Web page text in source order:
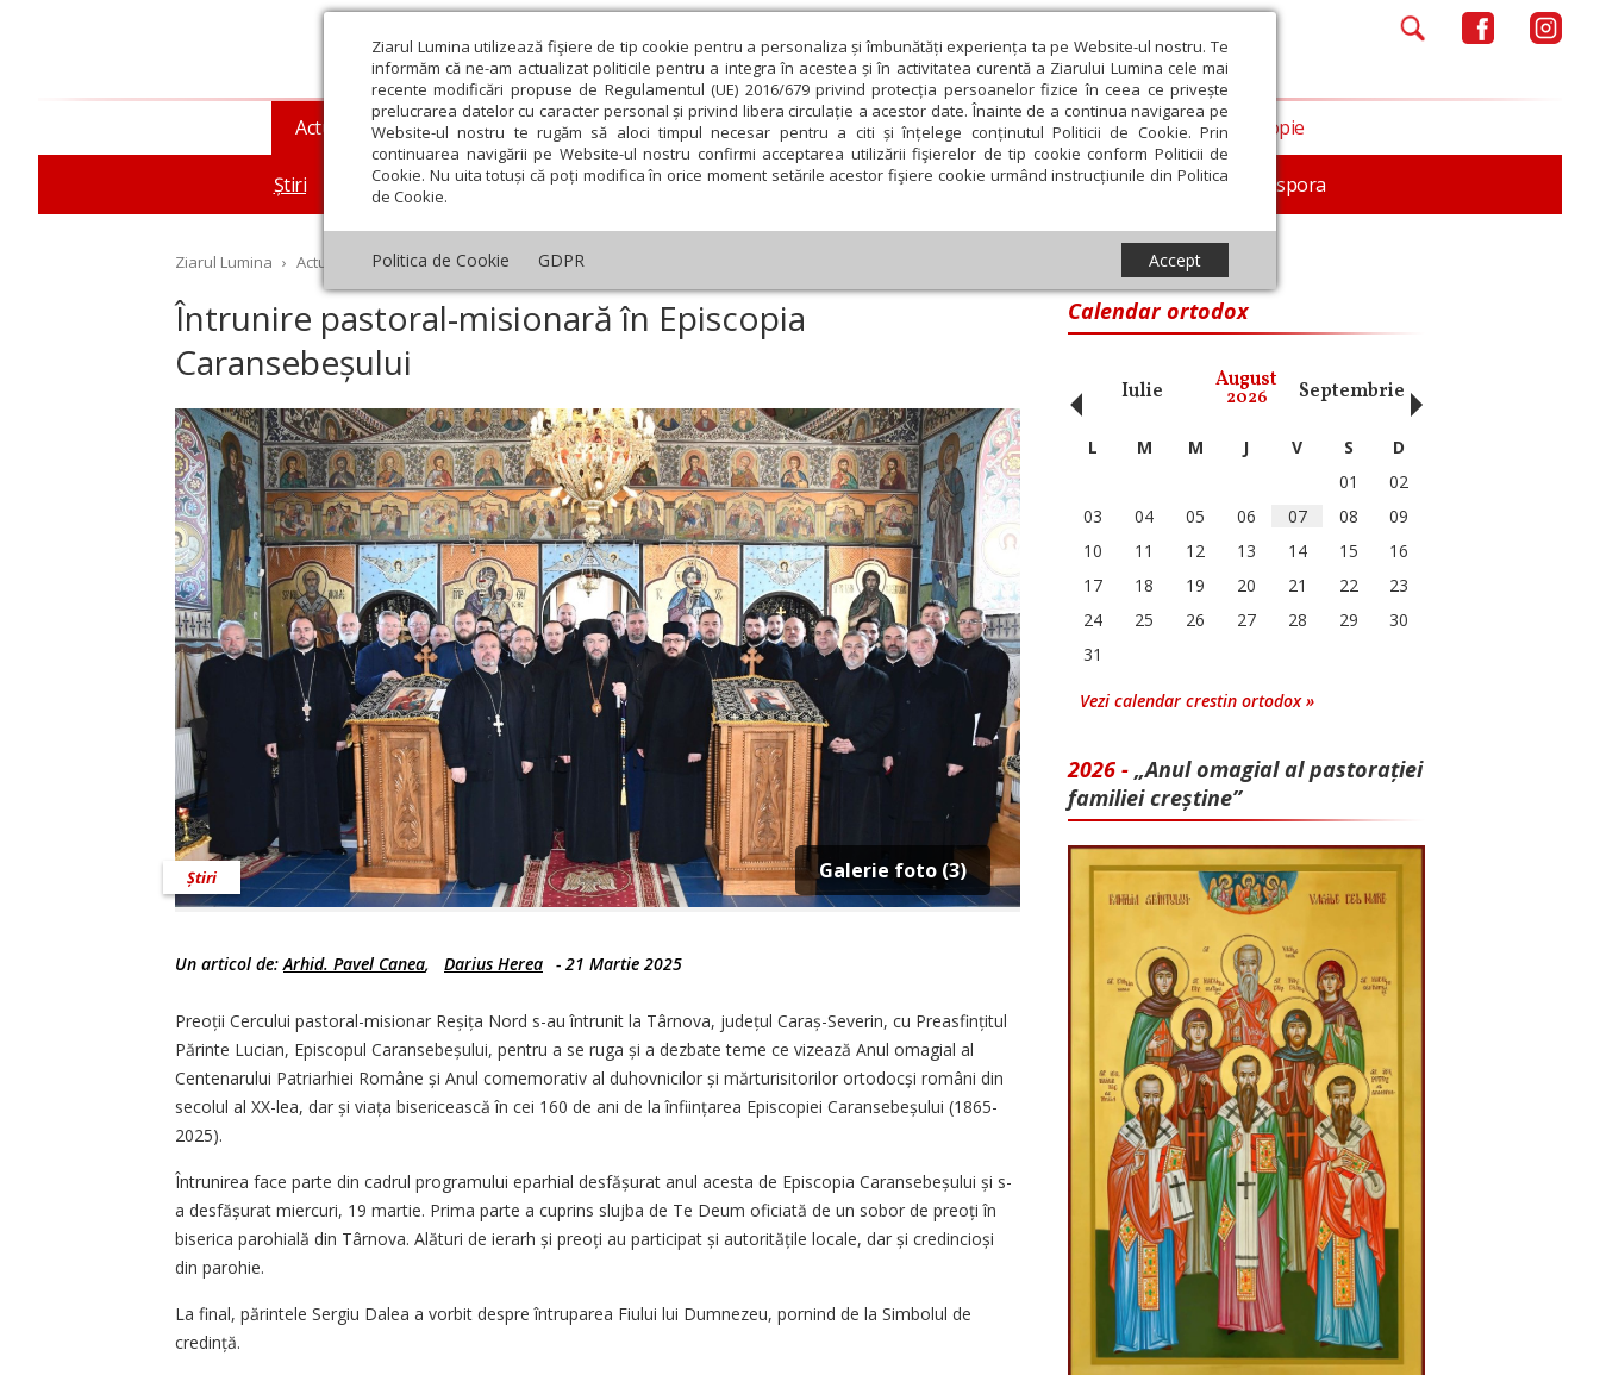
Ziarul Lumina utilizează fişiere de tip cookie pentru a personaliza și îmbunătăți experiența ta pe Website-ul nostru. Te
informăm că ne-am actualizat politicile pentru a integra în acestea și în activitatea curentă a Ziarului Lumina cele mai
recente modificări propuse de Regulamentul (UE) 2016/679 privind protecția persoanelor fizice în ceea ce privește
prelucrarea datelor cu caracter personal și privind libera circulație a acestor date. Înainte de a continua navigarea pe
Website-ul nostru te rugăm să aloci timpul necesar pentru a citi și înțelege conținutul Politicii de Cookie. Prin
continuarea navigării pe Website-ul nostru confirmi acceptarea utilizării fişierelor de tip cookie conform Politicii de
Cookie. Nu uita totuși că poți modifica în orice moment setările acestor fişiere cookie urmând instrucțiunile din Politica
de Cookie.
Politica de Cookie GDPR Accept
Actualitate religioasă
Știri Mesaje și cuvântări An omagial Comunicate de presă Documentar In memoriam Diaspora
Teologie și spiritualitate Educaţie și Cultură Societate Opinii Filantropie
Ziarul Lumina › Actualitate religioasă › Știri › Întrunire pastoral-misionară în Episcopia Caransebeșului
Întrunire pastoral-misionară în Episcopia
Caransebeșului
Galerie foto (3)
Știri
Un articol de: Arhid. Pavel Canea, Darius Herea - 21 Martie 2025
Preoții Cercului pastoral-misionar Reșița Nord s-au întrunit la Târnova, județul Caraș-Severin, cu Preasfințitul
Părinte Lucian, Episcopul Caransebeșului, pentru a se ruga și a dezbate teme ce vizează Anul omagial al
Centenarului Patriarhiei Române și Anul comemorativ al duhovnicilor și mărturisitorilor ortodocși români din
secolul al XX-lea, dar și viața bisericească în cei 160 de ani de la înființarea Episcopiei Caransebeșului (1865-
2025).
Întrunirea face parte din cadrul programului eparhial desfășurat anul acesta de Episcopia Caranse­beșului și s-
a desfășurat miercuri, 19 martie. Prima parte a cuprins slujba de Te Deum oficiată de un sobor de preoți în
biserica parohială din Târnova. Alături de ierarh și preoți au participat și autoritățile locale, dar și cre­din­cioși
din parohie.
La final, părintele Sergiu Dalea a vorbit despre întruparea Fiului lui Dumnezeu, pornind de la Simbolul de
credință.
Calendar ortodox
Noiembrie Iulie August
2026 Septembrie Octombrie
‹ L M M J V S
D
01
02
03
04 05 06 07 08
09
10
11 12 13 14 15
16
17
18 19 20 21 22
23
24
25 26 27 28 29
30
31
Vezi calendar crestin ortodox »
2026 - „Anul omagial al pastorației
familiei creștine”